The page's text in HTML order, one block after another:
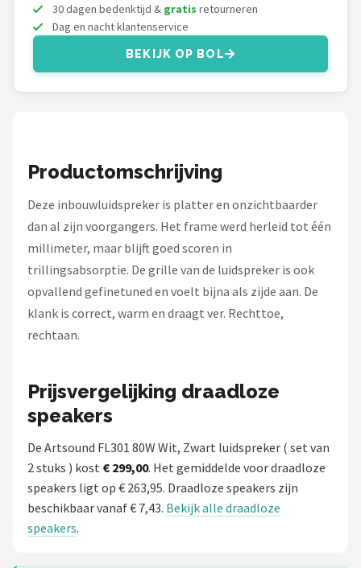
Carlinkit
Alle merken →
30 dagen bedenktijd & gratis retourneren
Dag en nacht klantenservice
BEKIJK OP BOL
Productomschrijving
Deze inbouwluidspreker is platter en onzichtbaarder
dan al zijn voorgangers. Het frame werd herleid tot één
millimeter, maar blijft goed scoren in
trillingsabsorptie. De grille van de luidspreker is ook
opvallend gefinetuned en voelt bijna als zijde aan. De
klank is correct, warm en draagt ver. Rechttoe,
rechtaan.
Prijsvergelijking draadloze
speakers
De Artsound FL301 80W Wit, Zwart luidspreker ( set van
2 stuks ) kost € 299,00. Het gemiddelde voor draadloze
speakers ligt op € 263,95. Draadloze speakers zijn
beschikbaar vanaf € 7,43. Bekijk alle draadloze
speakers.